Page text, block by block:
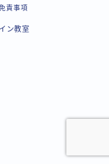
責事項
ン教室